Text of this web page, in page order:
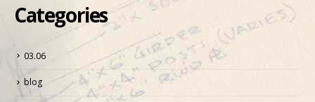
Categories
03.06
blog